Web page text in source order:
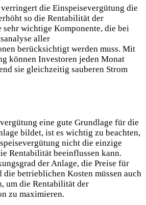
die Einspeisevergütung die
so die Rentabilität der
wichtige Komponente, die bei
aller
berücksichtigt werden muss. Mit
können Investoren jeden Monat
sie gleichzeitig sauberen Strom
eine gute Grundlage für die
bildet, ist es wichtig zu beachten,
nicht die einzige
Rentabilität beeinflussen kann.
der Anlage, die Preise für
die betrieblichen Kosten müssen auch
um die Rentabilität der
zu maximieren.